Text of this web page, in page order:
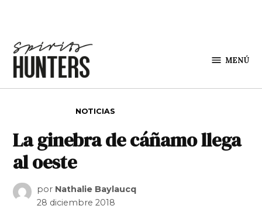
MENÚ
NOTICIAS
La ginebra de cáñamo llega
al oeste
por Nathalie Baylaucq
28 diciembre 2018